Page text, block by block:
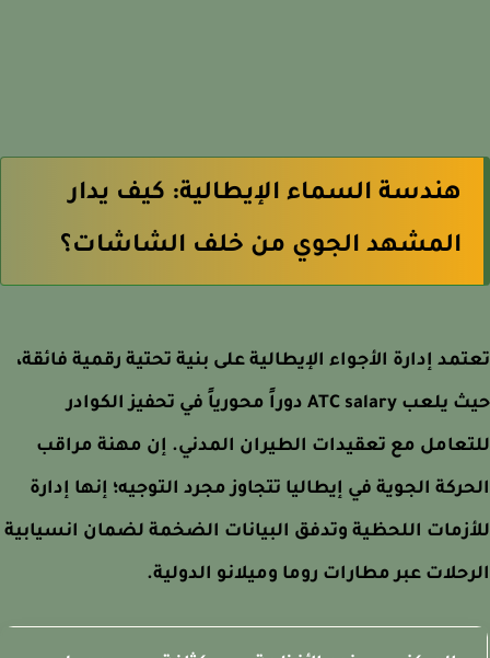
هندسة السماء الإيطالية: كيف يدار
المشهد الجوي من خلف الشاشات؟
إدارة الأجواء الإيطالية على بنية تحتية رقمية فائقة،
حيث يلعب ATC salary دوراً محورياً في تحفيز الكوادر
مع تعقيدات الطيران المدني. إن مهنة مراقب
الجوية في إيطاليا تتجاوز مجرد التوجيه؛ إنها إدارة
اللحظية وتدفق البيانات الضخمة لضمان انسيابية
عبر مطارات روما وميلانو الدولية.